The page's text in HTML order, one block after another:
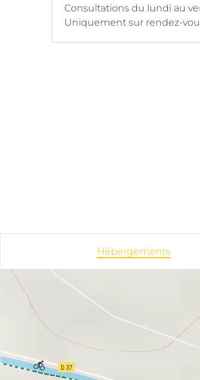
Consultations du lundi au
Uniquement sur rendez-
Hébergements